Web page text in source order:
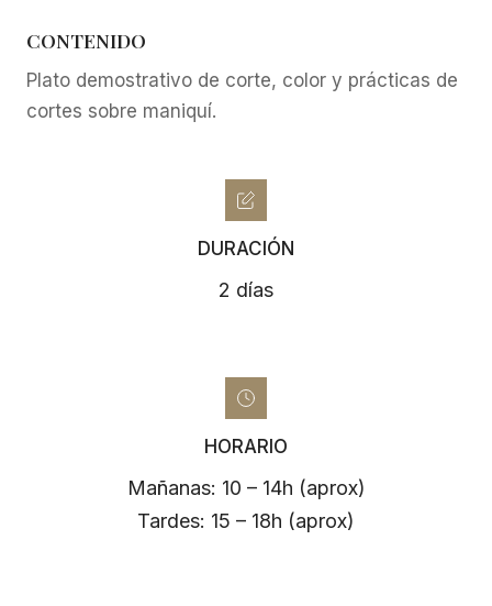
CONTENIDO
Plato demostrativo de corte, color y prácticas de
cortes sobre maniquí.
DURACIÓN
2 días
HORARIO
Mañanas: 10 – 14h (aprox)
Tardes: 15 – 18h (aprox)